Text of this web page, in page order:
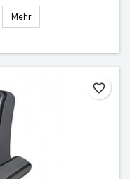
Mehr
favorite_border